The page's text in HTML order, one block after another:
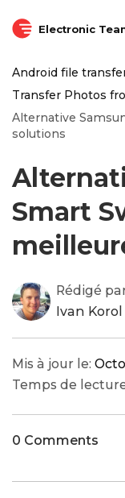
Electronic
Android file
Transfer Photos
Alternative
solutions
Smart
Rédigé
Ivan Korol
Mis à jour le:
Temps de
0 Comments